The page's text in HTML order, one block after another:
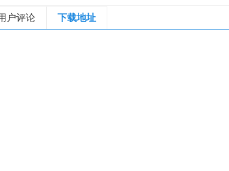
户评论 下载地址